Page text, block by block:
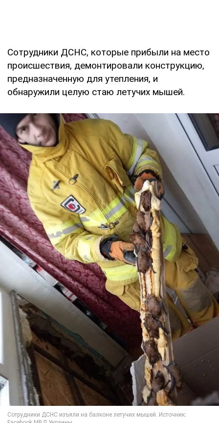
Сотрудники ДСНС, которые прибыли на место
происшествия, демонтировали конструкцию,
предназначенную для утепления, и
обнаружили целую стаю летучих мышей.